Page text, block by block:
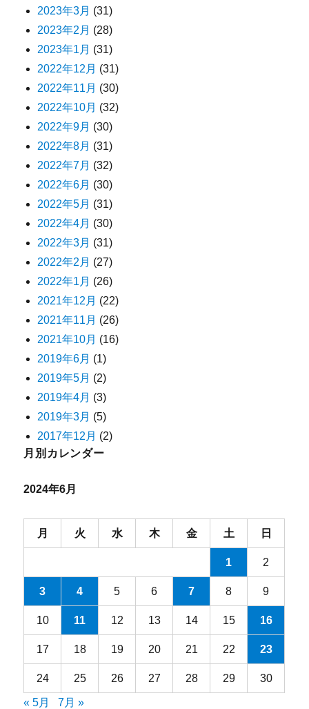
2023年3月 (31)
2023年2月 (28)
2023年1月 (31)
2022年12月 (31)
2022年11月 (30)
2022年10月 (32)
2022年9月 (30)
2022年8月 (31)
2022年7月 (32)
2022年6月 (30)
2022年5月 (31)
2022年4月 (30)
2022年3月 (31)
2022年2月 (27)
2022年1月 (26)
2021年12月 (22)
2021年11月 (26)
2021年10月 (16)
2019年6月 (1)
2019年5月 (2)
2019年4月 (3)
2019年3月 (5)
2017年12月 (2)
月別カレンダー
2024年6月
月 火 水 木 金 土 日
1 2
3 4 5 6 7 8 9
10 11 12 13 14 15 16
17 18 19 20 21 22 23
24 25 26 27 28 29 30
« 5月 7月 »